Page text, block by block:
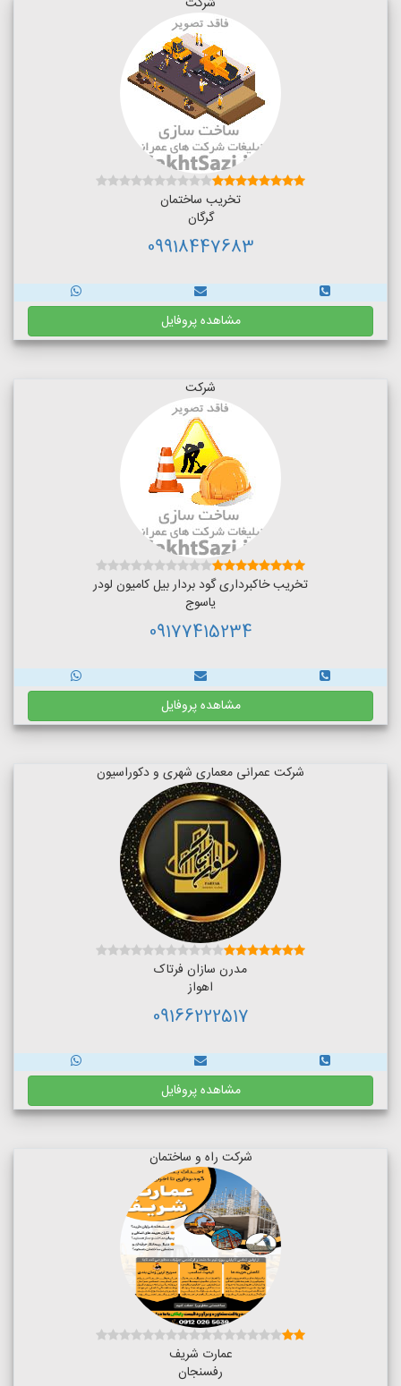
تخریب ساختمان
گرگان
09918447683
مشاهده پروفایل
شرکت
تخریب خاکبرداری گود بردار بیل کامیون لودر
یاسوج
09177415234
مشاهده پروفایل
شرکت عمرانی معماری شهری و دکوراسیون
مدرن سازان فرتاک
اهواز
09166222517
مشاهده پروفایل
شرکت راه و ساختمان
عمارت شریف
رفسنجان